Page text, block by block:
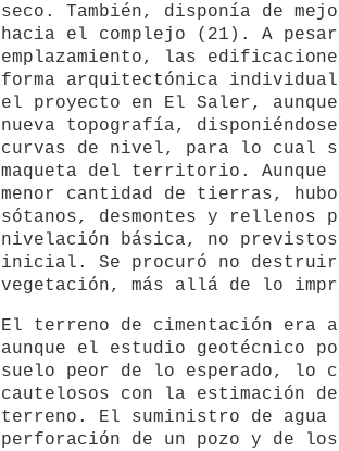
seco. También, disponía de
hacia el complejo (21). A
emplazamiento, las
forma arquitectónica
el proyecto en El Saler,
nueva topografía,
curvas de nivel, para lo cual
maqueta del territorio.
menor cantidad de tierras,
sótanos, desmontes y rellenos
nivelación básica, no
inicial. Se procuró no
vegetación, más allá de lo
El terreno de cimentación era
aunque el estudio geotécnico
suelo peor de lo esperado, lo
cautelosos con la estimación
terreno. El suministro de
perforación de un pozo y de